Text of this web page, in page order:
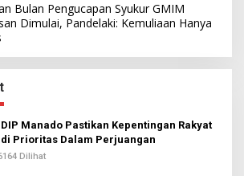
Bulan Pengucapan Syukur GMIM
Dimulai, Pandelaki: Kemuliaan Hanya
Manado Pastikan Kepentingan Rakyat
Prioritas Dalam Perjuangan
Dilihat